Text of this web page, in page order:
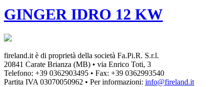
GINGER IDRO 12 KW
fireland.it è di proprietà della società Fa.Pi.R. S.r.l.
20841 Carate Brianza (MB) • via Enrico Toti, 3
Telefono: +39 0362903495 • Fax: +39 0362993540
Partita IVA03070050962 • Per informazioni: info@fireland.it